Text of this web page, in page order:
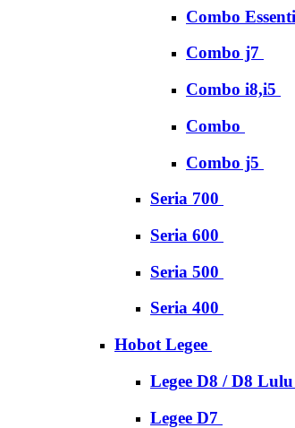
Combo
Combo j7
Combo i8,i5
Combo
Combo j5
Seria 700
Seria 600
Seria 500
Seria 400
Hobot Legee
Legee D8 / D8 Lulu
Legee D7